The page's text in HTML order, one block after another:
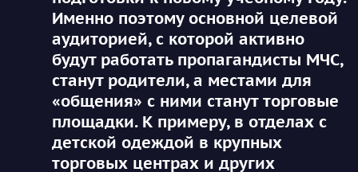
Именно поэтому основной целевой
аудиторией, с которой активно
будут работать пропагандисты МЧС,
станут родители, а местами для
«общения» с ними станут торговые
площадки. К примеру, в отделах с
детской одеждой в крупных
торговых центрах и других